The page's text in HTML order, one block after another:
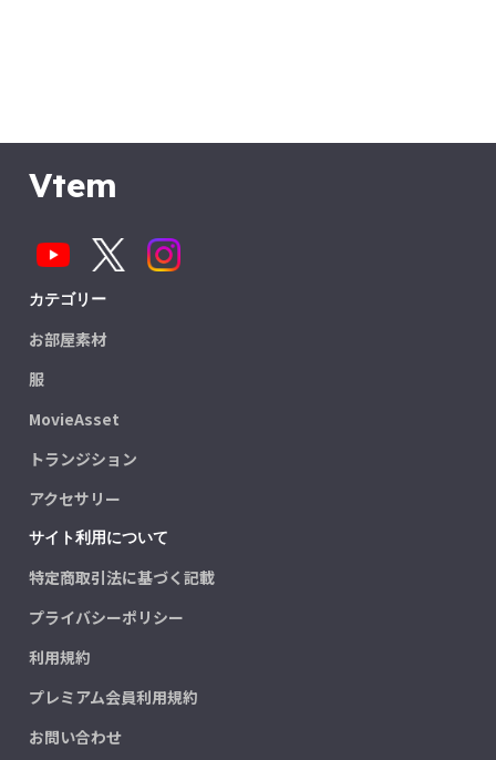
Vtem
カテゴリー
お部屋素材
服
MovieAsset
トランジション
アクセサリー
サイト利用について
特定商取引法に基づく記載
プライバシーポリシー
利用規約
プレミアム会員利用規約
お問い合わせ